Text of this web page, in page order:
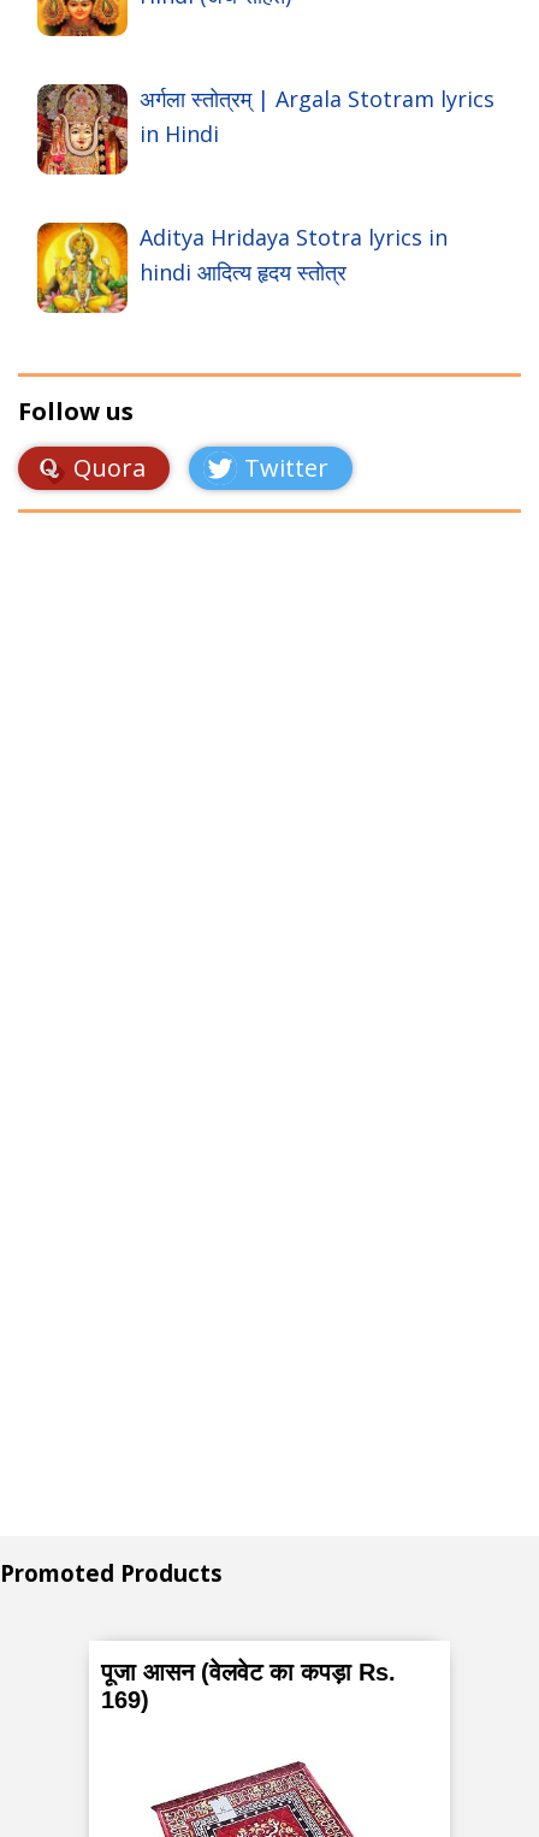
अर्गला स्तोत्रम् | Argala Stotram lyrics
in Hindi
Aditya Hridaya Stotra lyrics in
hindi आदित्य हृदय स्तोत्र
Follow us
Quora
Twitter
Promoted Products
पूजा आसन (वेलवेट का कपड़ा Rs.
169)